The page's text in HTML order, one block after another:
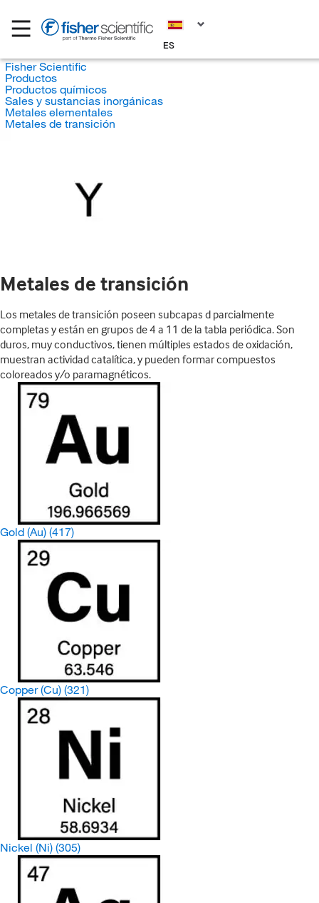
ES
Fisher Scientific
Productos
Productos químicos
Sales y sustancias inorgánicas
Metales elementales
Metales de transición
Metales de transición
Los metales de transición poseen subcapas d parcialmente
completas y están en grupos de 4 a 11 de la tabla periódica. Son
duros, muy conductivos, tienen múltiples estados de oxidación,
muestran actividad catalítica, y pueden formar compuestos
coloreados y/o paramagnéticos.
Gold (Au) (417)
Copper (Cu) (321)
Nickel (Ni) (305)